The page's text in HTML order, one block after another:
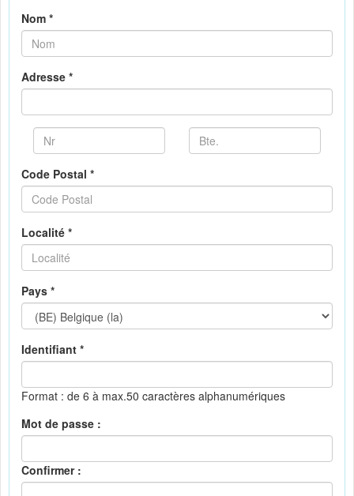
Nom *
Adresse *
Code Postal *
Localité *
Pays *
Identifiant *
Format : de 6 à max.50 caractères alphanumériques
Mot de passe :
Confirmer :